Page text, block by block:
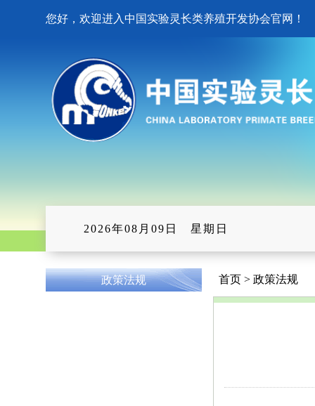
您好，欢迎进入中国实验灵长类养殖开发协会官网！
2026年08月09日 星期日
政策法规 首页 > 政策法规